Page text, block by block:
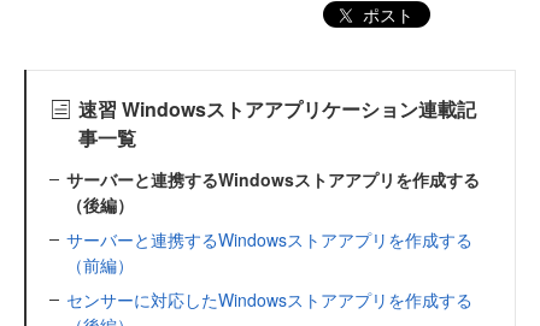
ポスト
速習 Windowsストアアプリケーション連載記
事一覧
サーバーと連携するWindowsストアアプリを作成する
（後編）
サーバーと連携するWindowsストアアプリを作成する
（前編）
センサーに対応したWindowsストアアプリを作成する